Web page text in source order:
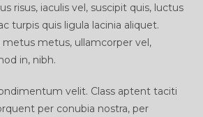
risus, iaculis vel, suscipit quis, luctus
turpis quis ligula lacinia aliquet.
metus metus, ullamcorper vel,
in, nibh.
velit. Class aptent taciti
per conubia nostra, per